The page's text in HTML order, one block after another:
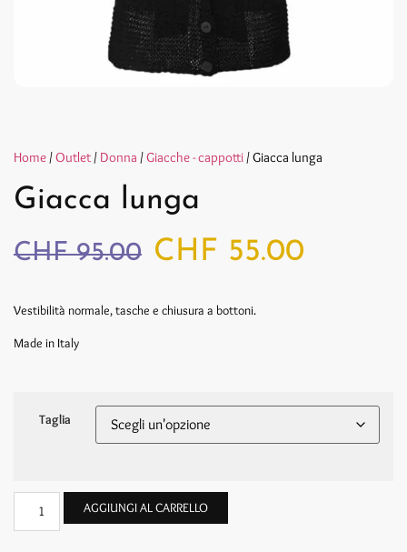
Home /Outlet / Donna /Giacche - cappotti / Giacca lunga
Giacca lunga
CHF95.00 CHF 55.00
Vestibilità normale, tasche e chiusura a bottoni.
Made in Italy
Taglia
AGGIUNGI AL CARRELLO